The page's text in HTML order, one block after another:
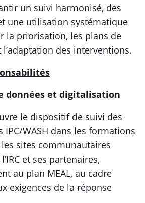
un suivi harmonisé, des
une utilisation systématique
la priorisation, les plans de
des interventions.
données et digitalisation
le dispositif de suivi des
IPC/WASH dans les formations
sites communautaires
et ses partenaires,
au plan MEAL, au cadre
exigences de la réponse